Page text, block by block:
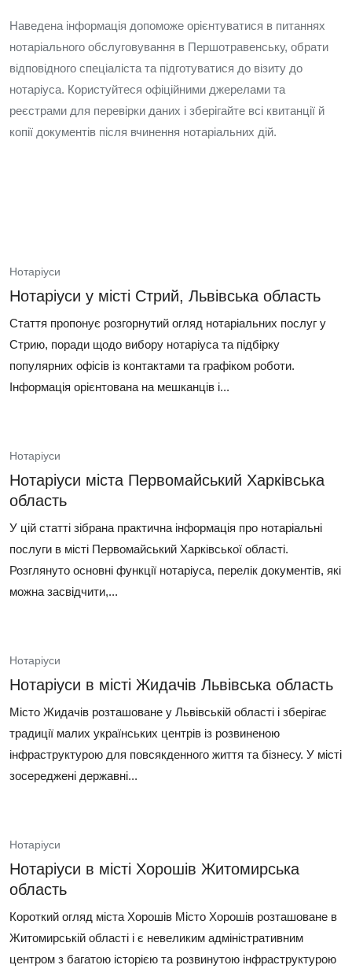
Наведена інформація допоможе орієнтуватися в питаннях
нотаріального обслуговування в Першотравенську, обрати
відповідного спеціаліста та підготуватися до візиту до
нотаріуса. Користуйтеся офіційними джерелами та
реєстрами для перевірки даних і зберігайте всі квитанції й
копії документів після вчинення нотаріальних дій.
Нотаріуси
Нотаріуси у місті Стрий, Львівська область
Стаття пропонує розгорнутий огляд нотаріальних послуг у
Стрию, поради щодо вибору нотаріуса та підбірку
популярних офісів із контактами та графіком роботи.
Інформація орієнтована на мешканців і...
Нотаріуси
Нотаріуси міста Первомайський Харківська
область
У цій статті зібрана практична інформація про нотаріальні
послуги в місті Первомайський Харківської області.
Розглянуто основні функції нотаріуса, перелік документів, які
можна засвідчити,...
Нотаріуси
Нотаріуси в місті Жидачів Львівська область
Місто Жидачів розташоване у Львівській області і зберігає
традиції малих українських центрів із розвиненою
інфраструктурою для повсякденного життя та бізнесу. У місті
зосереджені державні...
Нотаріуси
Нотаріуси в місті Хорошів Житомирська
область
Короткий огляд міста Хорошів Місто Хорошів розташоване в
Житомирській області і є невеликим адміністративним
центром з багатою історією та розвинутою інфраструктурою